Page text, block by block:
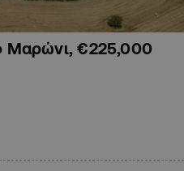
Μαρώνι, €225,000